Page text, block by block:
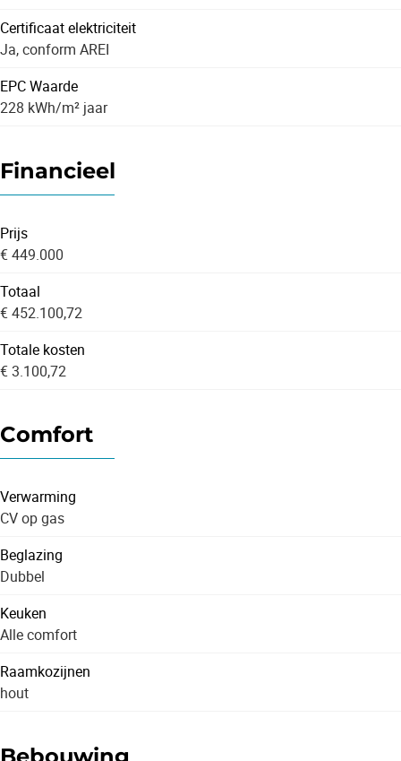
Certificaat elektriciteit
Ja, conform AREI
EPC Waarde
228 kWh/m² jaar
Financieel
Prijs
€ 449.000
Totaal
€ 452.100,72
Totale kosten
€ 3.100,72
Comfort
Verwarming
CV op gas
Beglazing
Dubbel
Keuken
Alle comfort
Raamkozijnen
hout
Bebouwing